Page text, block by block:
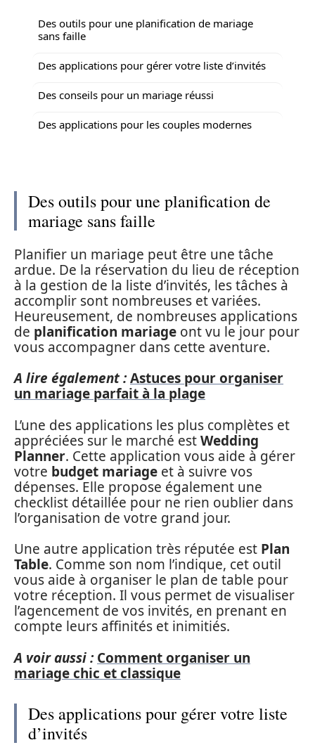
Des outils pour une planification de mariage
sans faille
Des applications pour gérer votre liste d’invités
Des conseils pour un mariage réussi
Des applications pour les couples modernes
Des outils pour une planification de
mariage sans faille
Planifier un mariage peut être une tâche
ardue. De la réservation du lieu de réception
à la gestion de la liste d’invités, les tâches à
accomplir sont nombreuses et variées.
Heureusement, de nombreuses applications
de planification mariage ont vu le jour pour
vous accompagner dans cette aventure.
A lire également :Astuces pour organiser
un mariage parfait à la plage
L’une des applications les plus complètes et
appréciées sur le marché estWedding
Planner. Cette application vous aide à gérer
votre budget mariage et à suivre vos
dépenses. Elle propose également une
checklist détaillée pour ne rien oublier dans
l’organisation de votre grand jour.
Une autre application très réputée est Plan
Table. Comme son nom l’indique, cet outil
vous aide à organiser le plan de table pour
votre réception. Il vous permet de visualiser
l’agencement de vos invités, en prenant en
compte leurs affinités et inimitiés.
A voir aussi : Comment organiser un
mariage chic et classique
Des applications pour gérer votre liste
d’invités